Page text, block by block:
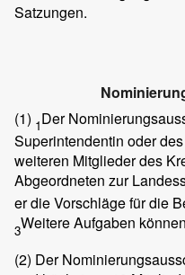
Satzungen.
(1) 1Der
Superintendentin oder
weiteren Mitglieder des
Abgeordneten zur
er die Vorschläge für die
3Weitere Aufgaben
(2) Der